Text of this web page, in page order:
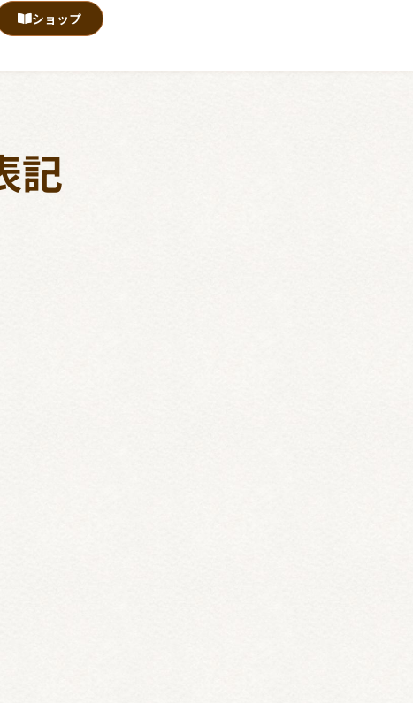
ショップ
記